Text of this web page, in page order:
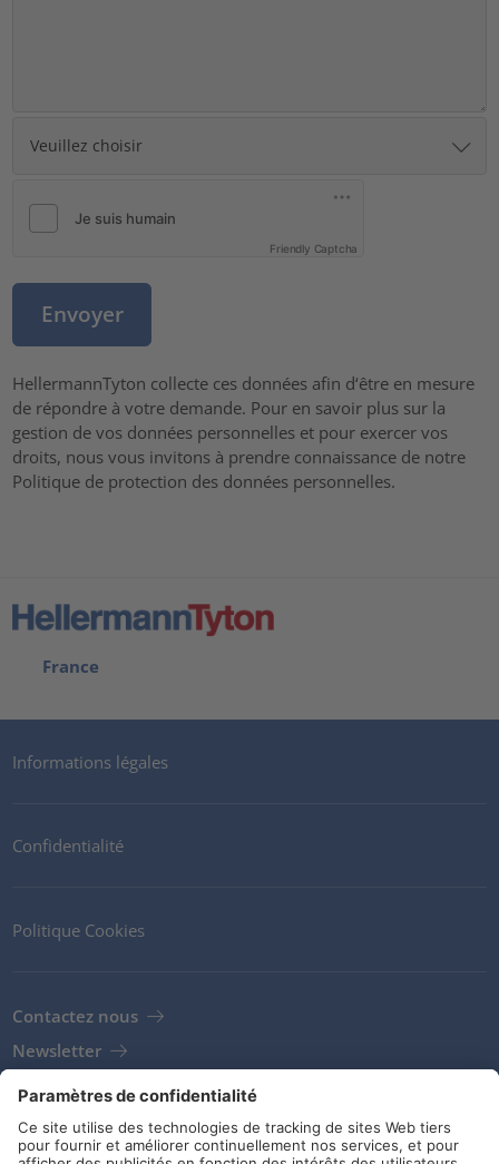
Friendly Captcha
HellermannTyton collecte ces données afin d‘être en mesure
de répondre à votre demande. Pour en savoir plus sur la
gestion de vos données personnelles et pour exercer vos
droits, nous vous invitons à prendre connaissance de notre
Politique de protection des données personnelles.
France
Informations légales
Confidentialité
Politique Cookies
Contactez nous
Newsletter
Clients